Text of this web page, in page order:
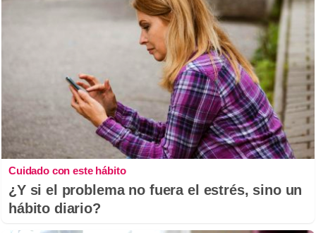
Cuidado con este hábito
¿Y si el problema no fuera el estrés, sino un
hábito diario?